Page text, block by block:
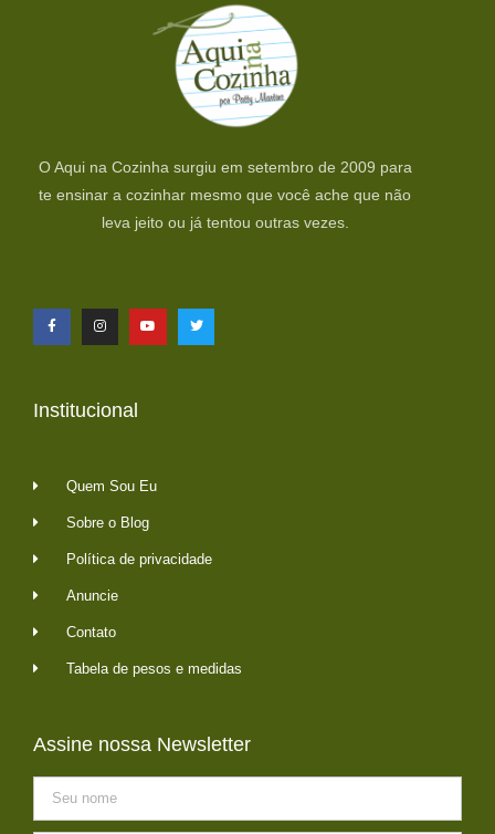
O Aqui na Cozinha surgiu em setembro de 2009 para
te ensinar a cozinhar mesmo que você ache que não
leva jeito ou já tentou outras vezes.
Institucional
Quem Sou Eu
Sobre o Blog
Política de privacidade
Anuncie
Contato
Tabela de pesos e medidas
Assine nossa Newsletter